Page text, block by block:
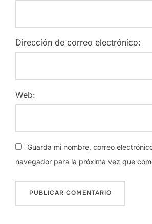
Dirección de correo electrónico:
Web:
Guarda mi nombre, correo
navegador para la próxima vez que